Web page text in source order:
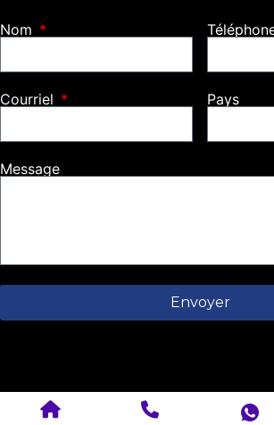
Nom
Courriel Pays
Message
Envoyer